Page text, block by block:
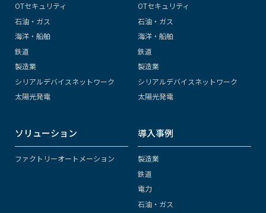
OTセキュリティ
石油・ガス
海洋・船舶
鉄道
製造業
シリアルデバイスネットワーク
太陽光発電
OTセキュリティ
石油・ガス
海洋・船舶
鉄道
製造業
シリアルデバイスネットワーク
太陽光発電
ソリューション
ファクトリーオートメーション
導入事例
製造業
鉄道
電力
石油・ガス